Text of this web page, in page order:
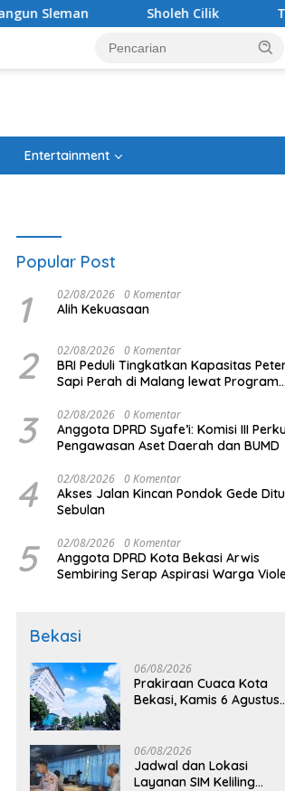
Sholeh Cilik Tanggapi
Entertainment
Tanggapi Rencana Tugu
Keluarga Korban Kereta
Bekasi Timur: Kami Ingin
Perbaikan Sistem Keselamatan
Debu
Popular Post
1 02/08/2026 0 Komentar
Alih Kekuasaan
2 02/08/2026 0 Komentar
BRI Peduli Tingkatkan Kapasitas
Sapi Perah di Malang lewat Program
3 02/08/2026 0 Komentar
Anggota DPRD Syafe’i: Komisi III
Pengawasan Aset Daerah dan BUMD
4 02/08/2026 0 Komentar
Akses Jalan Kincan Pondok Gede
Sebulan
5 02/08/2026 0 Komentar
Anggota DPRD Kota Bekasi Arwis
Sembiring Serap Aspirasi Warga
Bekasi
06/08/2026
Prakiraan Cuaca Kota
Bekasi, Kamis 6 Agustus
06/08/2026
Jadwal dan Lokasi
Layanan SIM Keliling